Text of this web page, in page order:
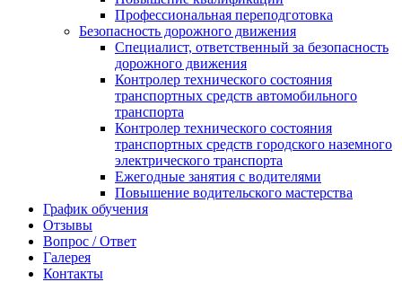
Профессиональная переподготовка
Безопасность дорожного движения
Специалист, ответственный за безопасность
дорожного движения
Контролер технического состояния
транспортных средств автомобильного
транспорта
Контролер технического состояния
транспортных средств городского наземного
электрического транспорта
Ежегодные занятия с водителями
Повышение водительского мастерства
График обучения
Отзывы
Вопрос / Ответ
Галерея
Контакты